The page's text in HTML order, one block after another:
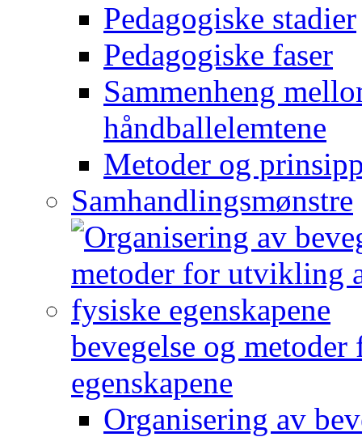
Pedagogiske stadier
Pedagogiske faser
Sammenheng
håndballelemtene
Metoder og
Samhandlingsmønstre
bevegelse og
egenskapene
Organisering av